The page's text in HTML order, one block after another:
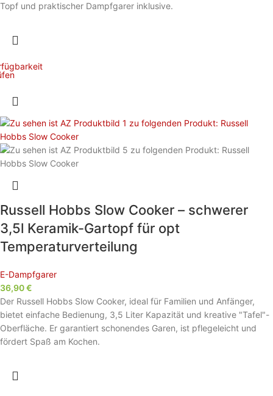
Topf und praktischer Dampfgarer inklusive.
Russell Hobbs Slow Cooker – schwerer
3,5l Keramik-Gartopf für opt
Temperaturverteilung
E-Dampfgarer
36,90€
Der Russell Hobbs Slow Cooker, ideal für Familien und Anfänger,
bietet einfache Bedienung, 3,5 Liter Kapazität und kreative "Tafel"-
Oberfläche. Er garantiert schonendes Garen, ist pflegeleicht und
fördert Spaß am Kochen.